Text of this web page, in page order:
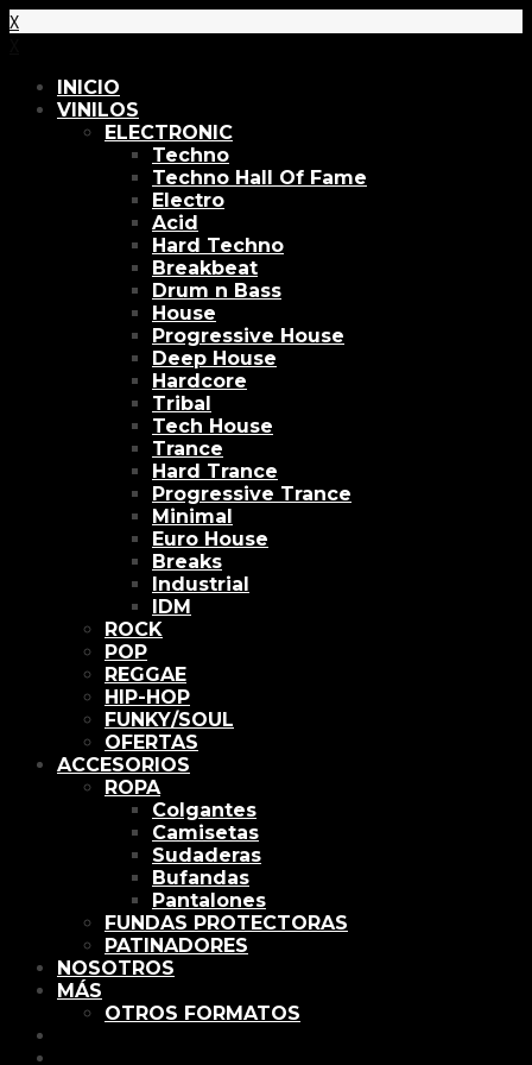
X
INICIO
VINILOS
ELECTRONIC
Techno
Techno Hall Of Fame
Electro
Acid
Hard Techno
Breakbeat
Drum n Bass
House
Progressive House
Deep House
Hardcore
Tribal
Tech House
Trance
Hard Trance
Progressive Trance
Minimal
Euro House
Breaks
Industrial
IDM
ROCK
POP
REGGAE
HIP-HOP
FUNKY/SOUL
OFERTAS
ACCESORIOS
ROPA
Colgantes
Camisetas
Sudaderas
Bufandas
Pantalones
FUNDAS PROTECTORAS
PATINADORES
NOSOTROS
MÁS
OTROS FORMATOS